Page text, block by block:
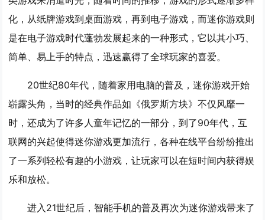
化，从纸牌游戏到桌面游戏，再到电子游戏，而迷你游戏则
是在电子游戏时代蓬勃发展起来的一种形式，它以其小巧、
简单、易上手的特点，迅速赢得了全球玩家的喜爱。
20世纪80年代，随着家用电脑的普及，迷你游戏开始
崭露头角，当时的经典作品如《俄罗斯方块》不仅风靡一
时，还成为了许多人童年记忆的一部分，到了90年代，互
联网的兴起使得迷你游戏更加流行，各种在线平台纷纷推出
了一系列轻松有趣的小游戏，让玩家可以在短时间内获得娱
乐和放松。
进入21世纪后，智能手机的普及再次为迷你游戏带来了